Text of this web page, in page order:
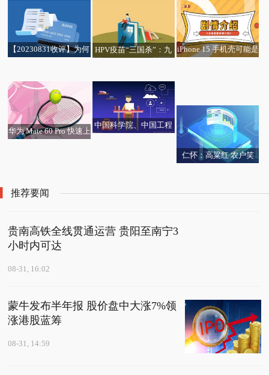
名
【20230831收评】为何
HPV疫苗“三国杀”：九
卷起价格战
iPhone 15 手机壳可能是
华为 Mate 60 Pro 快速上
中国科学院、中国工程
棺材还火烧海鲜
顶山成立联合调查组
仁怀：高粱红 农户笑
推荐要闻
贵南高铁全线贯通运营 贵阳至南宁3
小时内可达
08-31, 16:02
蒙牛发布半年报 股价盘中大涨7%领
涨港股蓝筹
08-31, 14:59